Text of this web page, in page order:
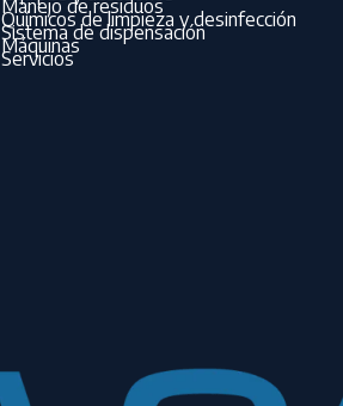
Manejo de residuos
Químicos de limpieza y desinfección
Sistema de dispensación
Máquinas
Servicios